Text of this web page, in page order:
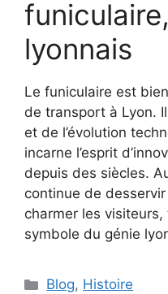
lyonnais
Le funiculaire est
de transport à Lyon.
et de l’évolution
incarne l’esprit
depuis des siècles.
continue de
charmer les
symbole du génie
Catégories
Blog, Histoire